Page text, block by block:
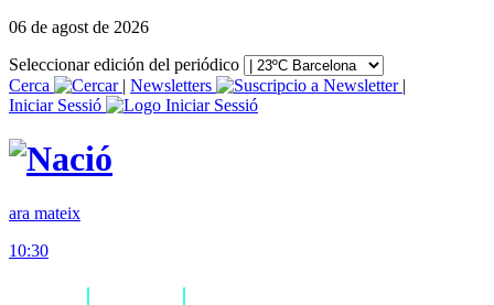
06 de agost de 2026
Seleccionar edición del periódico
Cerca
| Newsletters
|
Iniciar Sessió
ara mateix
10:30